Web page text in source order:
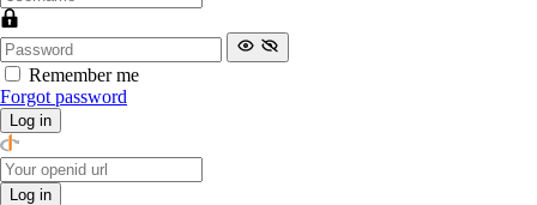
Remember me
Forgot password
Log in
Log in